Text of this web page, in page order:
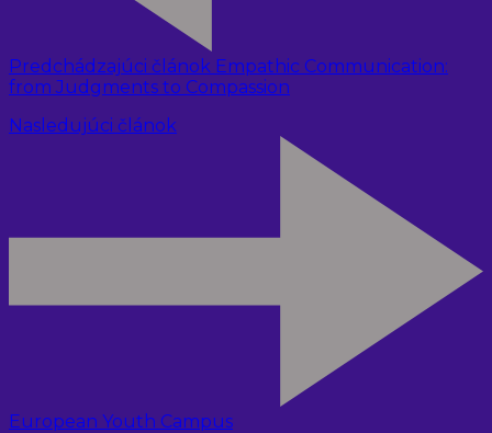
Predchádzajúci článok Empathic Communication:
from Judgments to Compassion
Nasledujúci článok
European Youth Campus